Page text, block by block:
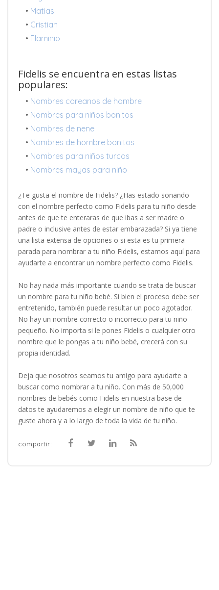
• Matias
• Cristian
• Flaminio
Fidelis se encuentra en estas listas
populares:
• Nombres coreanos de hombre
• Nombres para niños bonitos
• Nombres de nene
• Nombres de hombre bonitos
• Nombres para niños turcos
• Nombres mayas para niño
¿Te gusta el nombre de Fidelis? ¿Has estado soñando
con el nombre perfecto como Fidelis para tu niño desde
antes de que te enteraras de que ibas a ser madre o
padre o inclusive antes de estar embarazada? Si ya tiene
una lista extensa de opciones o si esta es tu primera
parada para nombrar a tu niño Fidelis, estamos aquí para
ayudarte a encontrar un nombre perfecto como Fidelis.
No hay nada más importante cuando se trata de buscar
un nombre para tu niño bebé. Si bien el proceso debe ser
entretenido, también puede resultar un poco agotador.
No hay un nombre correcto o incorrecto para tu niño
pequeño. No importa si le pones Fidelis o cualquier otro
nombre que le pongas a tu niño bebé, crecerá con su
propia identidad.
Deja que nosotros seamos tu amigo para ayudarte a
buscar como nombrar a tu niño. Con más de 50,000
nombres de bebés como Fidelis en nuestra base de
datos te ayudaremos a elegir un nombre de niño que te
guste ahora y a lo largo de toda la vida de tu niño.
compartir: